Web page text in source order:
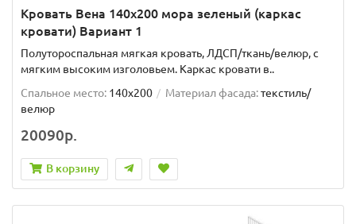
Кровать Вена 140х200 мора зеленый (каркас
кровати) Вариант 1
Полутороспальная мягкая кровать, ЛДСП/ткань/велюр, с
мягким высоким изголовьем. Каркас кровати в..
Спальное место: 140x200 Материал фасада:текстиль/
велюр
20090р.
В корзину